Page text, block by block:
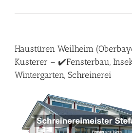
Haustüren Weilheim
Kusterer – ✔️Fensterbau,
Wintergarten, Schreinerei